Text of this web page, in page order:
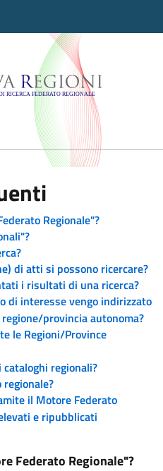
-
Regionale"?
di atti si possono ricercare?
i risultati di una ricerca?
di interesse vengo indirizzato
provincia autonoma?
le Regioni/Province
regionali?
il Motore Federato
e ripubblicati
Federato Regionale"?